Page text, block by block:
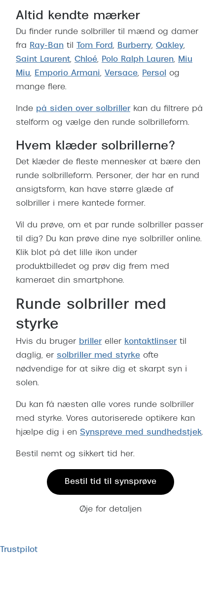
Versace
Dolce & Gabbana
Giorgio Armani
Michael Kors
Miu Miu
Altid kendte mærker
Du finder runde solbriller til mænd og damer
fra Ray-Ban til Tom Ford, Burberry, Oakley,
Saint Laurent, Chloé, Polo Ralph Lauren, Miu
Miu, Emporio Armani, Versace, Persol og
mange flere.
Inde på siden over solbrillerkan du filtrere på
stelform og vælge den runde solbrilleform.
Hvem klæder solbrillerne?
Det klæder de fleste mennesker at bære den
runde solbrilleform. Personer, der har en rund
ansigtsform, kan have større glæde af
solbriller i mere kantede former.
Vil du prøve, om et par runde solbriller passer
til dig? Du kan prøve dine nye solbriller online.
Klik blot på det lille ikon under
produktbilledet og prøv dig frem med
kameraet din smartphone.
Runde solbriller med
styrke
Hvis du bruger brillereller kontaktlinsertil
daglig, er solbriller med styrke ofte
nødvendige for at sikre dig et skarpt syn i
solen.
Du kan få næsten alle vores runde solbriller
med styrke. Vores autoriserede optikere kan
hjælpe dig i en Synsprøve med sundhedstjek.
Bestil nemt og sikkert tid her.
Bestil tid til synsprøve
Øje for detaljen
Trustpilot